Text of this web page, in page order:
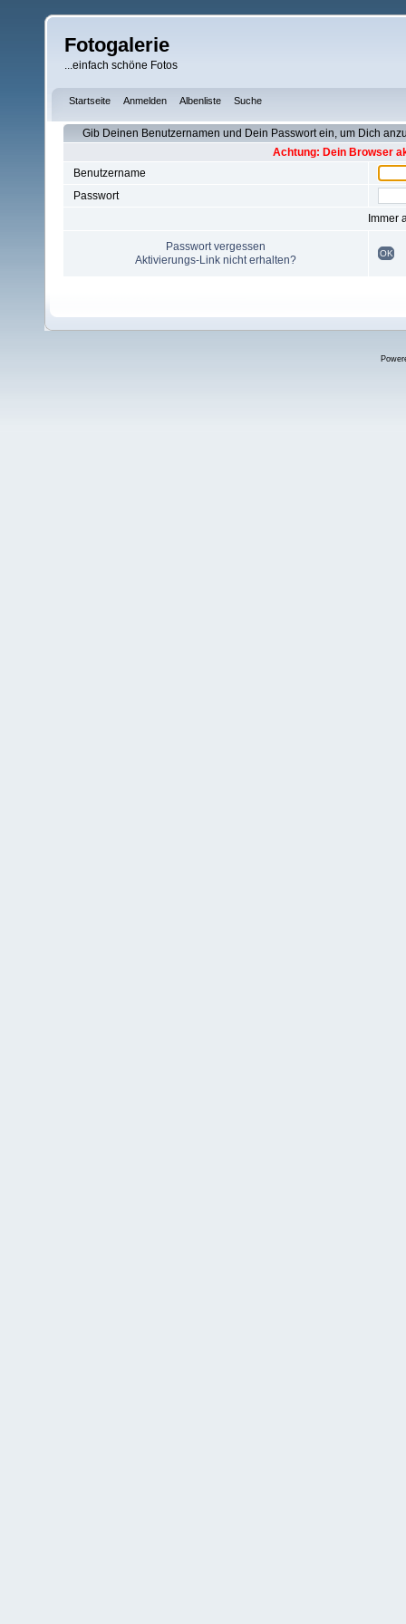
Fotogalerie
...einfach schöne Fotos
Startseite Anmelden Albenliste Suche
Gib Deinen Benutzernamen und Dein Passwort ein, um Dich
Achtung: Dein Browser
Benutzername
Passwort
Immer
Passwort vergessen
Aktivierungs-Link nicht erhalten?
OK